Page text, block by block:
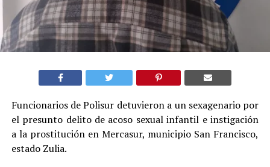
Funcionarios de Polisur detuvieron a un sexagenario por
el presunto delito de acoso sexual infantil e instigación
a la prostitución en Mercasur, municipio San Francisco,
estado Zulia.